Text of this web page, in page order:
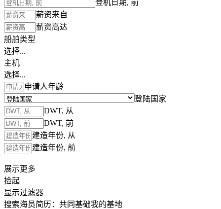
登机日期, 前
薪资来自
薪资高达
船舶类型
选择...
主机
选择...
申请人年龄
登陆国家
DWT, 从
DWT, 前
建造年份, 从
建造年份, 前
展示更多
捡起
显示过滤器
搜索海员简历： 共同基础我的基地